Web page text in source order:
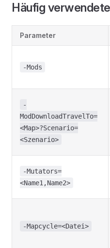
Häufig
Parameter
-Mods
-
ModDownloadTravelTo=
<Map>?Scenario=
<Szenario>
-Mutators=
<Name1,Name2>
-Mapcycle=<Datei>